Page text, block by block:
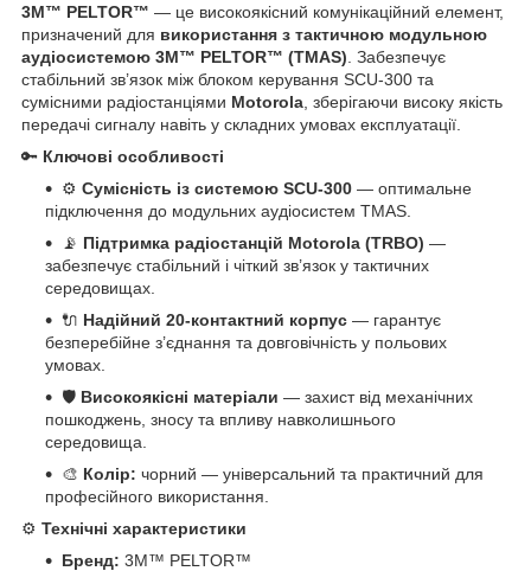
3M™ PELTOR™ — це високоякісний комунікаційний елемент,
призначений для використання з тактичною модульною
аудіосистемою 3M™ PELTOR™ (TMAS) . Забезпечує
стабільний зв’язок між блоком керування SCU-300 та
сумісними радіостанціями Motorola , зберігаючи високу якість
передачі сигналу навіть у складних умовах експлуатації.
🔑 Ключові особливості
⚙️ Сумісність із системою SCU-300 — оптимальне
підключення до модульних аудіосистем TMAS.
📡 Підтримка радіостанцій Motorola (TRBO) —
забезпечує стабільний і чіткий зв’язок у тактичних
середовищах.
🔌 Надійний 20-контактний корпус — гарантує
безперебійне з’єднання та довговічність у польових
умовах.
🛡️ Високоякісні матеріали — захист від механічних
пошкоджень, зносу та впливу навколишнього
середовища.
🎨 Колір: чорний — універсальний та практичний для
професійного використання.
⚙️ Технічні характеристики
Бренд: 3M™ PELTOR™